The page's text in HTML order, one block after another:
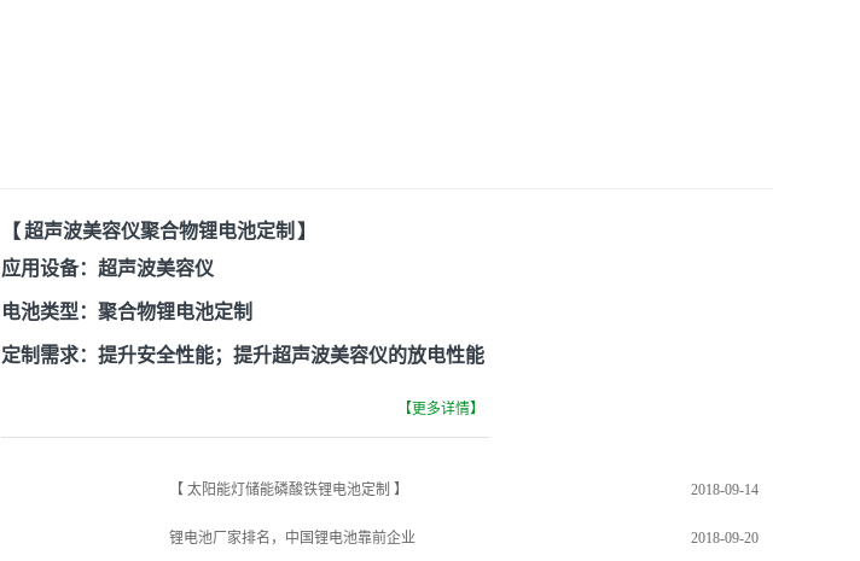
【 超声波美容仪聚合物锂电池定制 】
应用设备：超声波美容仪
电池类型：聚合物锂电池定制
定制需求：提升安全性能；提升超声波美容仪的放电性能
定制成品：PG电子EPT研发团队将高安全性能锂离子电
池技术应用到电池中，根据客户产品进行更合理的结构设
求，还超出了客户预期
【更多详情】
2018-09-14
【 太阳能灯储能磷酸铁锂电池定制 】
2018-09-20
锂电池厂家排名，中国锂电池靠前企业